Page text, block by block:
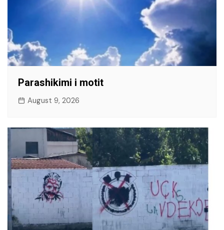
Parashikimi i motit
August 9, 2026